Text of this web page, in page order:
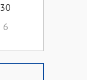
30
6